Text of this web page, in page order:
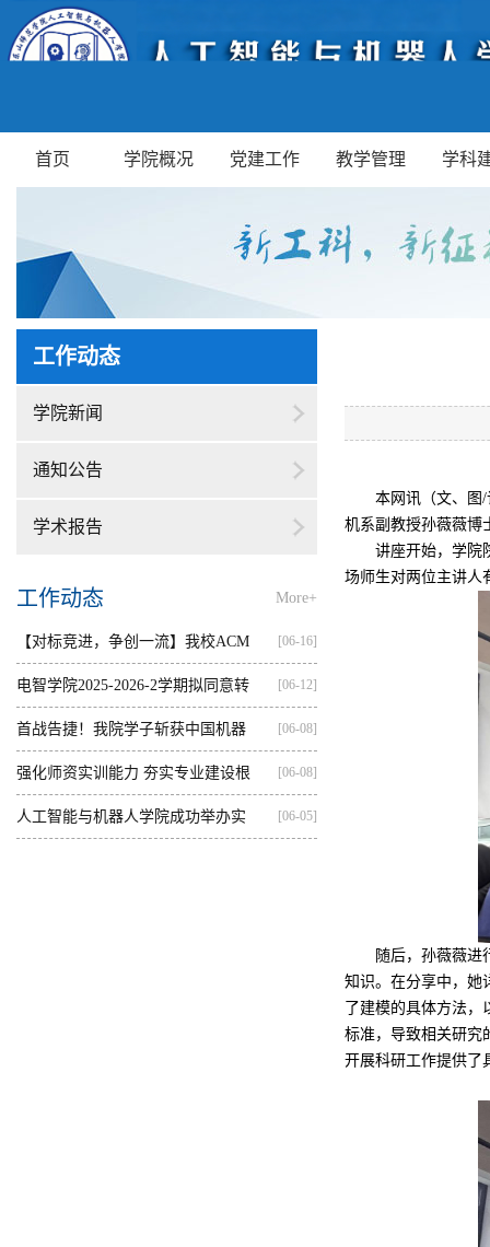
首页 学院概况 党建工作 教学管理 学科
工作动态
学院新闻
通知公告
学术报告
工作动态 More+
【对标竞进，争创一流】我校ACM
集训...
[06-16]
电智学院2025-2026-2学期拟同意转
出...
[06-12]
首战告捷！我院学子斩获中国机器
人...
[06-08]
强化师资实训能力 夯实专业建设根
基...
[06-08]
人工智能与机器人学院成功举办实 [06-05]
本网讯（文、图
机系副教授孙薇薇博
讲座开始，学院
场师生对两位主讲人
随后，孙薇薇进
知识。在分享中，她
了建模的具体方法
标准，导致相关研究
开展科研工作提供了